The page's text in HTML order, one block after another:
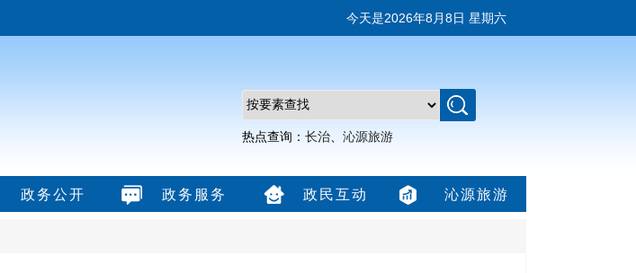
今天是2026年8月8日 星期六
热点查询： 长治 沁源旅游
政务公开 政务服务 政民互动 沁源旅游